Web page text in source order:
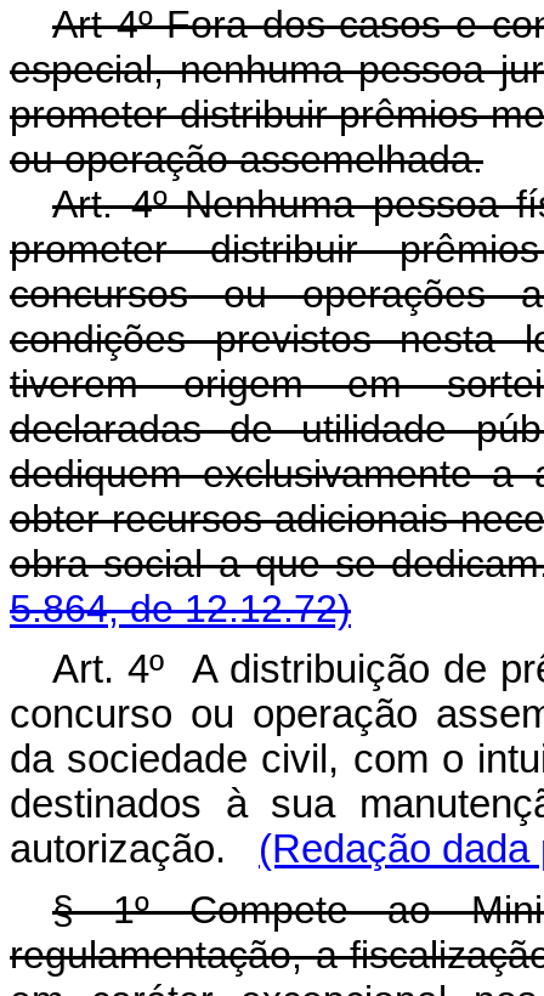
Art 4º Fora dos casos e
especial, nenhuma pessoa
prometer distribuir prêmios
ou operação assemelhada.
Art. 4º Nenhuma pessoa
prometer distribuir
concursos ou operações
condições previstos nesta
tiverem origem em
declaradas de utilidade
dediquem exclusivamente a
obter recursos adicionais
obra social a que se
5.864, de 12.12.72)
Art. 4º A distribuição de
concurso ou operação
da sociedade civil, com o
destinados à sua
autorização. (Redação dada
§ 1º Compete ao
regulamentação, a